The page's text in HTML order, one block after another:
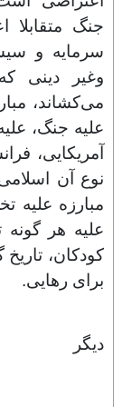
جنگ متقابلا
سرمایه و
وغیر دینی
می‌کشاند،
علیه جنگ،
آمریکایی،
نوع آن
مبارزه علیه
علیه هر
کودکان،
برای رهایی.
دیگر